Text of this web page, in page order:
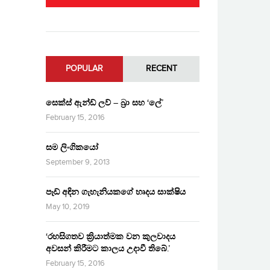
POPULAR RECENT
සෙක්ස් ඇන්ඩ් ලව් – බ්‍රා සහ ‘ලේ’
February 15, 2016
සම ලිංගිකයෝ
September 9, 2013
පෑඩ් අඳින ගැහැනියකගේ හෘදය සාක්ෂිය
May 10, 2019
‘රහසිගතව ක්‍රියාත්මක වන කුලවාදය
අවසන් කිරීමට කාලය උදාවී තිබේ.’
February 15, 2016